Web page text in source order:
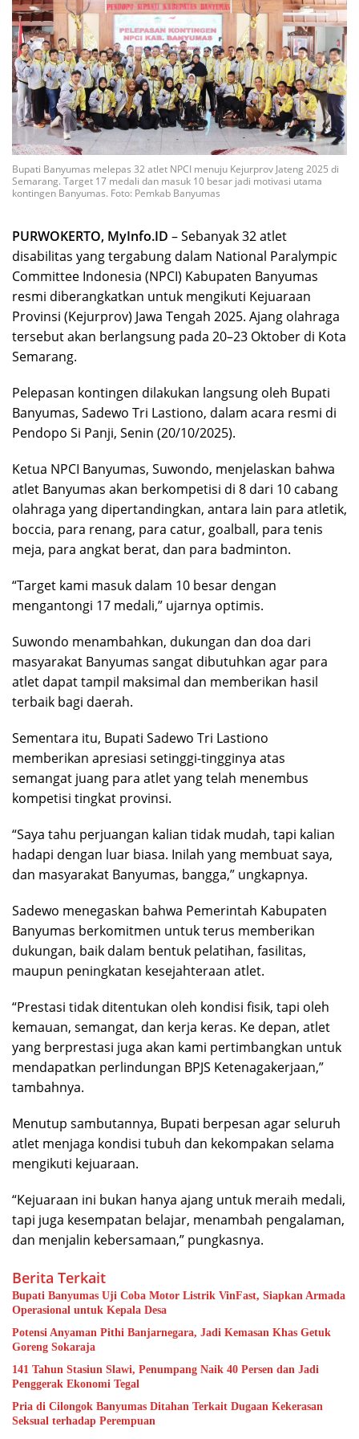
Bupati Banyumas melepas 32 atlet NPCI menuju Kejurprov Jateng 2025 di
Semarang. Target 17 medali dan masuk 10 besar jadi motivasi utama
kontingen Banyumas. Foto: Pemkab Banyumas
PURWOKERTO, MyInfo.ID – Sebanyak 32 atlet
disabilitas yang tergabung dalam National Paralympic
Committee Indonesia (NPCI) Kabupaten Banyumas
resmi diberangkatkan untuk mengikuti Kejuaraan
Provinsi (Kejurprov) Jawa Tengah 2025. Ajang olahraga
tersebut akan berlangsung pada 20–23 Oktober di Kota
Semarang.
Pelepasan kontingen dilakukan langsung oleh Bupati
Banyumas, Sadewo Tri Lastiono, dalam acara resmi di
Pendopo Si Panji, Senin (20/10/2025).
Ketua NPCI Banyumas, Suwondo, menjelaskan bahwa
atlet Banyumas akan berkompetisi di 8 dari 10 cabang
olahraga yang dipertandingkan, antara lain para atletik,
boccia, para renang, para catur, goalball, para tenis
meja, para angkat berat, dan para badminton.
“Target kami masuk dalam 10 besar dengan
mengantongi 17 medali,” ujarnya optimis.
Suwondo menambahkan, dukungan dan doa dari
masyarakat Banyumas sangat dibutuhkan agar para
atlet dapat tampil maksimal dan memberikan hasil
terbaik bagi daerah.
Sementara itu, Bupati Sadewo Tri Lastiono
memberikan apresiasi setinggi-tingginya atas
semangat juang para atlet yang telah menembus
kompetisi tingkat provinsi.
“Saya tahu perjuangan kalian tidak mudah, tapi kalian
hadapi dengan luar biasa. Inilah yang membuat saya,
dan masyarakat Banyumas, bangga,” ungkapnya.
Sadewo menegaskan bahwa Pemerintah Kabupaten
Banyumas berkomitmen untuk terus memberikan
dukungan, baik dalam bentuk pelatihan, fasilitas,
maupun peningkatan kesejahteraan atlet.
“Prestasi tidak ditentukan oleh kondisi fisik, tapi oleh
kemauan, semangat, dan kerja keras. Ke depan, atlet
yang berprestasi juga akan kami pertimbangkan untuk
mendapatkan perlindungan BPJS Ketenagakerjaan,”
tambahnya.
Menutup sambutannya, Bupati berpesan agar seluruh
atlet menjaga kondisi tubuh dan kekompakan selama
mengikuti kejuaraan.
“Kejuaraan ini bukan hanya ajang untuk meraih medali,
tapi juga kesempatan belajar, menambah pengalaman,
dan menjalin kebersamaan,” pungkasnya.
Berita Terkait
Bupati Banyumas Uji Coba Motor Listrik VinFast, Siapkan Armada
Operasional untuk Kepala Desa
Potensi Anyaman Pithi Banjarnegara, Jadi Kemasan Khas Getuk
Goreng Sokaraja
141 Tahun Stasiun Slawi, Penumpang Naik 40 Persen dan Jadi
Penggerak Ekonomi Tegal
Pria di Cilongok Banyumas Ditahan Terkait Dugaan Kekerasan
Seksual terhadap Perempuan